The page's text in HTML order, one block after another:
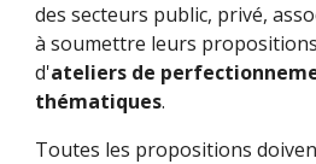
des secteurs public, privé,
à soumettre leurs
d'ateliers de
thématiques.
Toutes les propositions